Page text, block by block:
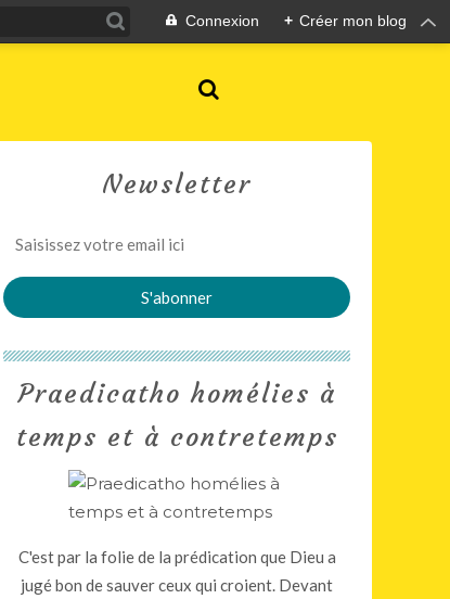
Connexion + Créer mon blog
Newsletter
Praedicatho homélies à
temps et à contretemps
C'est par la folie de la prédication que Dieu a
jugé bon de sauver ceux qui croient. Devant